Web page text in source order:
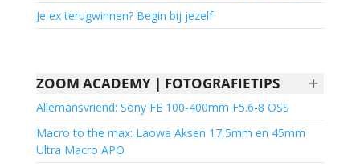
Je ex terugwinnen? Begin bij jezelf
+
ZOOM ACADEMY | FOTOGRAFIETIPS
Allemansvriend: Sony FE 100-400mm F5.6-8 OSS
Macro to the max: Laowa Aksen 17,5mm en 45mm
Ultra Macro APO